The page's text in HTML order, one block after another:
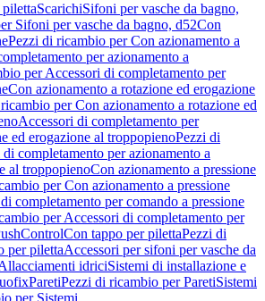
ScarichiSifoni per vasche da bagno,
Sifoni per vasche da bagno, d52Con
Pezzi di ricambio per Con azionamento a
per azionamento a
per Accessori di completamento per
Con azionamento a rotazione ed erogazione
per Con azionamento a rotazione ed
Accessori di completamento per
ed erogazione al troppopienoPezzi di
completamento per azionamento a
al troppopienoCon azionamento a pressione
per Con azionamento a pressione
completamento per comando a pressione
per Accessori di completamento per
Con tappo per pilettaPezzi di
per pilettaAccessori per sifoni per vasche da
idriciSistemi di installazione e
ParetiPezzi di ricambio per ParetiSistemi
per Sistemi